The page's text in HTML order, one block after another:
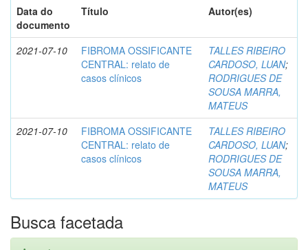
Data do
documento
Título Autor(es)
2021-07-10
FIBROMA OSSIFICANTE
CENTRAL: relato de
casos clínicos
TALLES RIBEIRO
CARDOSO, LUAN;
RODRIGUES DE
SOUSA MARRA,
MATEUS
2021-07-10
FIBROMA OSSIFICANTE
CENTRAL: relato de
casos clínicos
TALLES RIBEIRO
CARDOSO, LUAN;
RODRIGUES DE
SOUSA MARRA,
MATEUS
Busca facetada